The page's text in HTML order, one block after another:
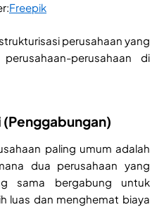
Freepik
perusahaan yang
perusahaan di
(Penggabungan)
paling umum adalah
dua perusahaan yang
sama bergabung untuk
luas dan menghemat biaya